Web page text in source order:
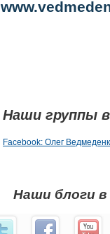
Наши группы
Facebook: Олег
Наши блоги в